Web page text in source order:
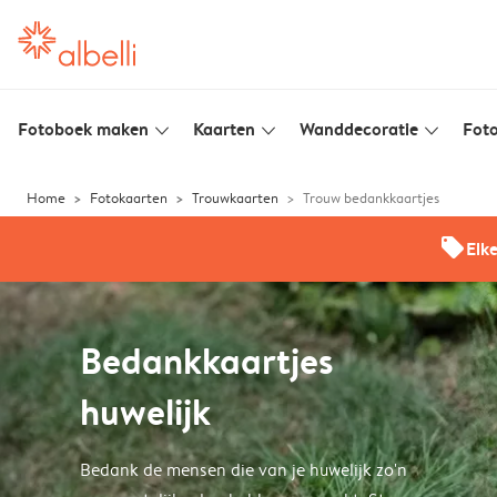
Fotoboek maken slim_arrow_down Kaarten slim_arrow_down Wanddecoratie slim_arrow_down
Home Fotokaarten Trouwkaarten Trouw bedankkaartjes
offers
Bedankkaartjes
huwelijk
Bedank de mensen die van je huwelijk zo'n